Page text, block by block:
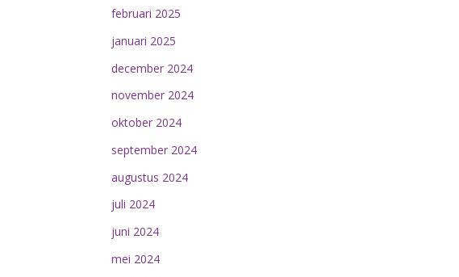
februari 2025
januari 2025
december 2024
november 2024
oktober 2024
september 2024
augustus 2024
juli 2024
juni 2024
mei 2024